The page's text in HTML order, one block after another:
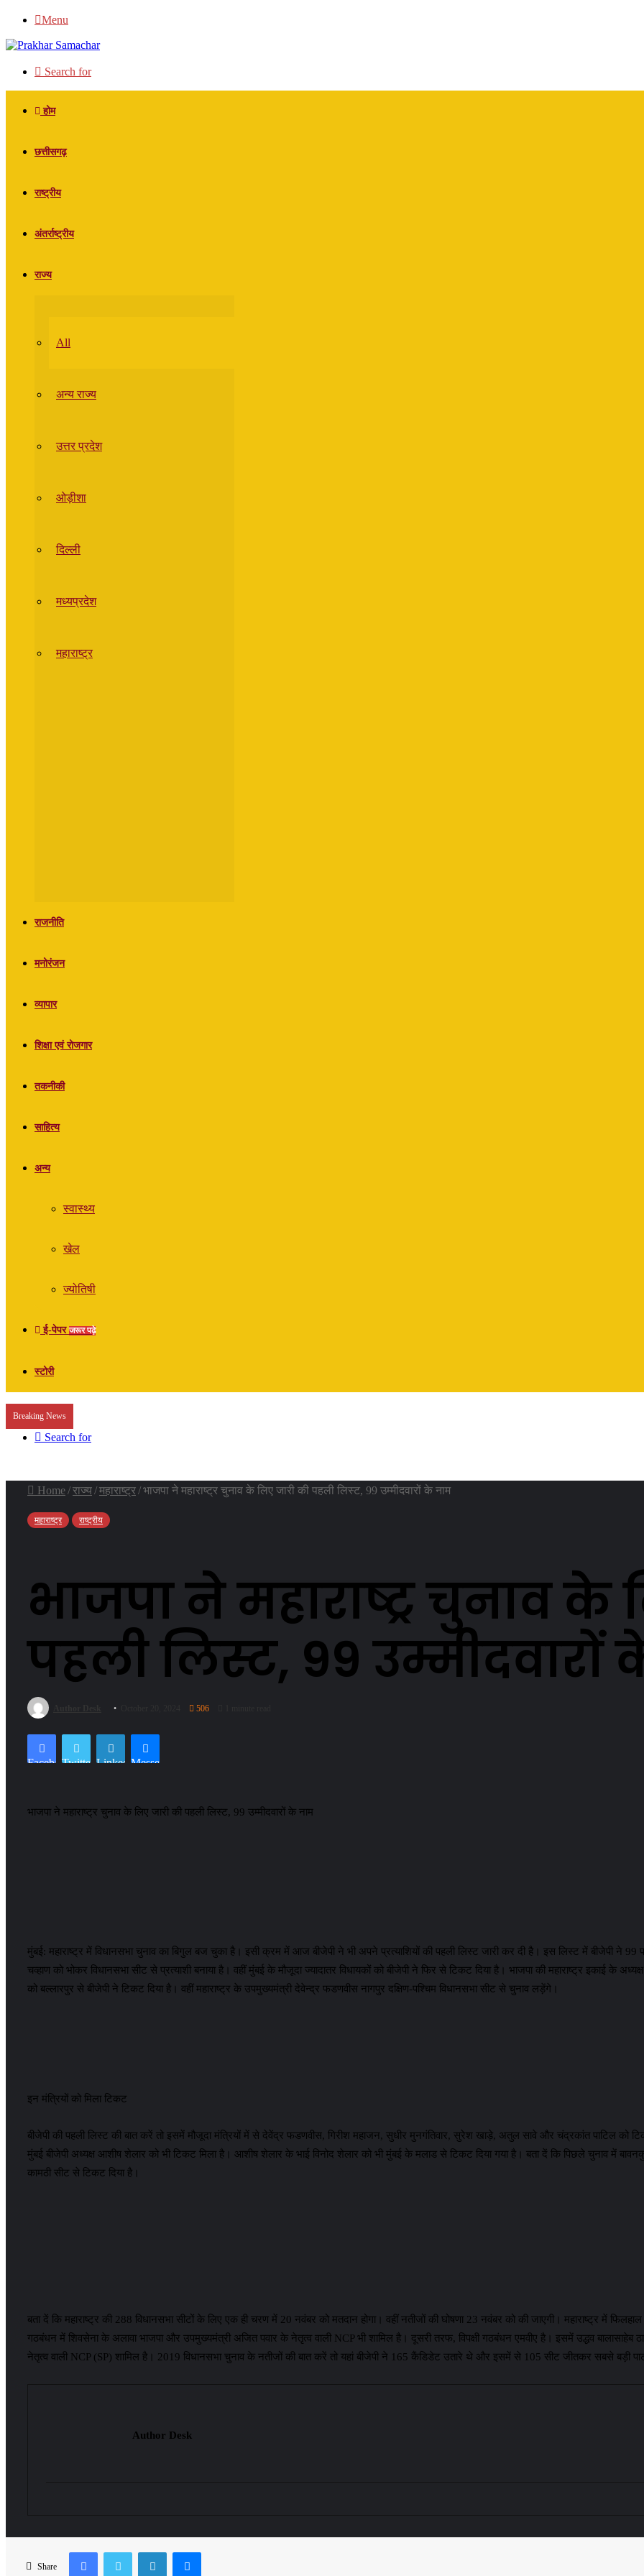
Menu
Search for
होम
छत्तीसगढ़
राष्ट्रीय
अंतर्राष्ट्रीय
राज्य
All
अन्य राज्य
उत्तर प्रदेश
ओड़ीशा
दिल्ली
मध्यप्रदेश
महाराष्ट्र
राजनीति
मनोरंजन
व्यापार
शिक्षा एवं रोजगार
तकनीकी
साहित्य
अन्य
स्वास्थ्य
खेल
ज्योतिषी
ई-पेपरजरूर पढ़े
स्टोरी
Breaking News
Search for
Home/राज्य/महाराष्ट्र/भाजपा ने महाराष्ट्र चुनाव के लिए जारी की पहली लिस्ट, 99 उम्मीदवारों के नाम
महाराष्ट्र राष्ट्रीय
भाजपा ने महाराष्ट्र चुनाव के
पहली लिस्ट, 99
506
FacebookTwitter LinkedInMessenger
भाजपा ने महाराष्ट्र चुनाव के लिए जारी की पहली लिस्ट, 99 उम्मीदवारों के नाम
मुंबई: महाराष्ट्र में विधानसभा चुनाव का बिगुल बज चुका है। इसी क्रम में आज बीजेपी ने भी अपने प्रत्याशियों की पहली लिस्ट जारी कर दी है। इस लिस्ट में बीजेपी ने 99
चव्हाण को भोकर विधानसभा सीट से प्रत्याशी बनाया है। वहीं मुंबई के मौजूदा ज्यादातर विधायकों को बीजेपी ने फिर से टिकट दिया है। भाजपा की महाराष्ट्र इकाई के
को बल्लारपुर से बीजेपी ने टिकट दिया है। वहीं महाराष्ट्र के उपमुख्यमंत्री देवेन्द्र फडणवीस नागपुर दक्षिण-पश्चिम विधानसभा सीट से चुनाव लड़ेंगे।
इन मंत्रियों को मिला टिकट
बीजेपी की पहली लिस्ट की बात करें तो इसमें मौजूदा मंत्रियों में से देवेंद्र फडणवीस, गिरीश महाजन, सुधीर मुनगंतिवार, सुरेश खाड़े, अतुल सावे और चंद्रकांत पाटिल को
मुंबई बीजेपी अध्यक्ष आशीष शेलार को भी टिकट मिला है। आशीष शेलार के भाई विनोद शेलार को भी मुंबई के मलाड से टिकट दिया गया है। बता दें कि पिछले चुनाव में
कामठी सीट से टिकट दिया है।
बता दें कि महाराष्ट्र की 288 विधानसभा सीटों के लिए एक ही चरण में 20 नवंबर को मतदान होगा। वहीं नतीजों की घोषणा 23 नवंबर को की जाएगी। महाराष्ट्र में
गठबंधन में शिवसेना के अलावा भाजपा और उपमुख्यमंत्री अजित पवार के नेतृत्व वाली NCP भी शामिल है। दूसरी तरफ, विपक्षी गठबंधन एमवीए है। इसमें उद्धव
नेतृत्व वाली NCP (SP) शामिल है। 2019 विधानसभा चुनाव के नतीजों की बात करें तो यहां बीजेपी ने 165 कैंडिडेट उतारे थे और इसमें से 105 सीट जीतकर सबसे बड़ी
Author Desk
Share